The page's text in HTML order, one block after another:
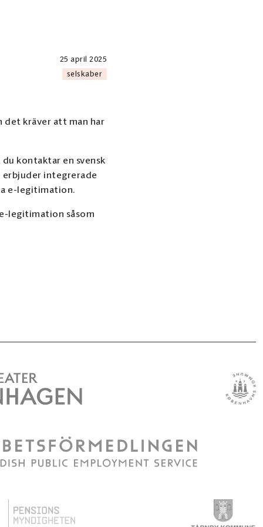
25 april 2025
selskaber
det kräver att man har
kontaktar en svensk
erbjuder integrerade
e-legitimation.
legitimation såsom